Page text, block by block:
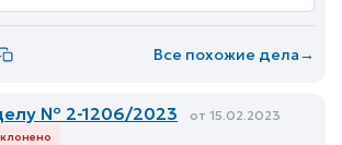
Все похожие дела→
№ 2-1206/2023 от 15.02.2023